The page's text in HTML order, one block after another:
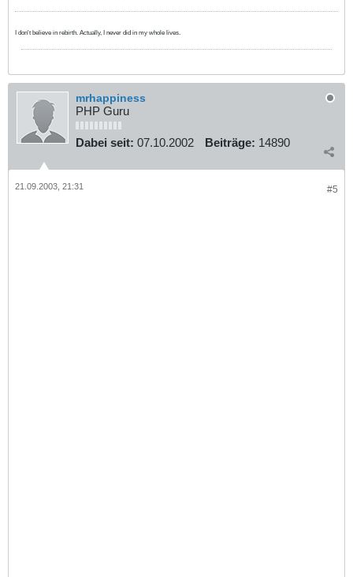
I don't believe in rebirth. Actually, I never did in my whole lives.
mrhappiness
PHP Guru
Dabei seit: 07.10.2002 Beiträge: 14890
#5
21.09.2003, 21:31